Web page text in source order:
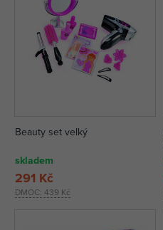
Beauty set velký
skladem
DMOC: 439 Kč
291 Kč